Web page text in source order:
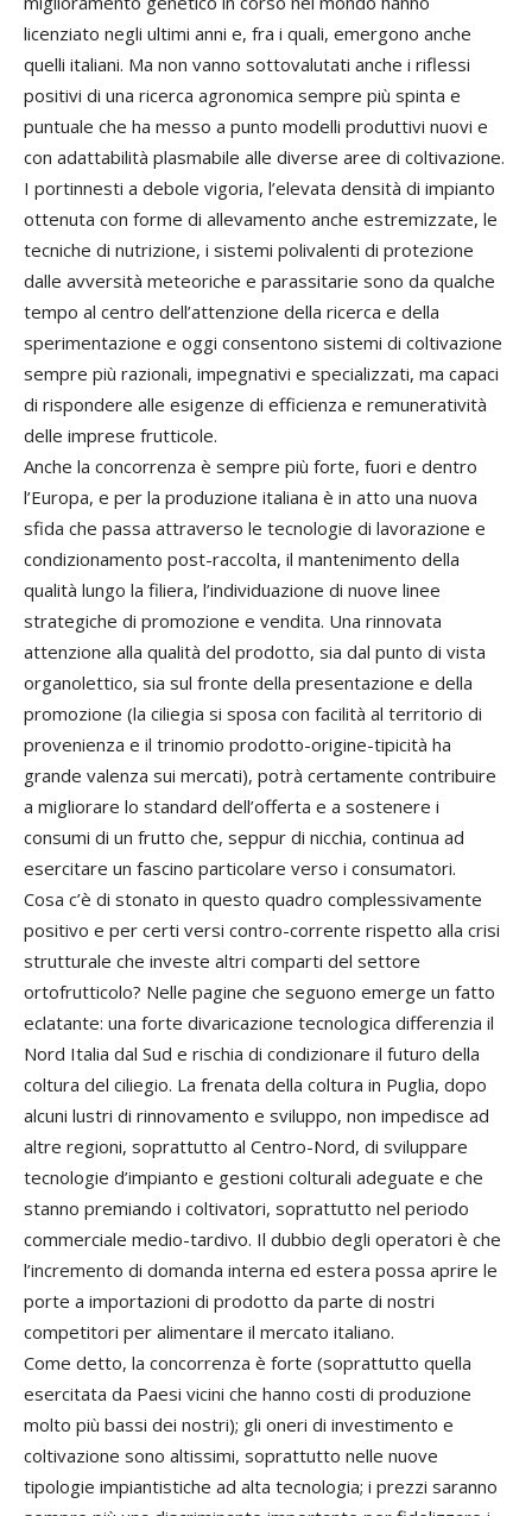
licenziato negli ultimi anni e, fra i quali, emergono anche
quelli italiani. Ma non vanno sottovalutati anche i riflessi
positivi di una ricerca agronomica sempre più spinta e
puntuale che ha messo a punto modelli produttivi nuovi e
con adattabilità plasmabile alle diverse aree di coltivazione.
I portinnesti a debole vigoria, l’elevata densità di impianto
ottenuta con forme di allevamento anche estremizzate, le
tecniche di nutrizione, i sistemi polivalenti di protezione
dalle avversità meteoriche e parassitarie sono da qualche
tempo al centro dell’attenzione della ricerca e della
sperimentazione e oggi consentono sistemi di coltivazione
sempre più razionali, impegnativi e specializzati, ma capaci
di rispondere alle esigenze di efficienza e remuneratività
delle imprese frutticole.
Anche la concorrenza è sempre più forte, fuori e dentro
l’Europa, e per la produzione italiana è in atto una nuova
sfida che passa attraverso le tecnologie di lavorazione e
condizionamento post-raccolta, il mantenimento della
qualità lungo la filiera, l’individuazione di nuove linee
strategiche di promozione e vendita. Una rinnovata
attenzione alla qualità del prodotto, sia dal punto di vista
organolettico, sia sul fronte della presentazione e della
promozione (la ciliegia si sposa con facilità al territorio di
provenienza e il trinomio prodotto-origine-tipicità ha
grande valenza sui mercati), potrà certamente contribuire
a migliorare lo standard dell’offerta e a sostenere i
consumi di un frutto che, seppur di nicchia, continua ad
esercitare un fascino particolare verso i consumatori.
Cosa c’è di stonato in questo quadro complessivamente
positivo e per certi versi contro-corrente rispetto alla crisi
strutturale che investe altri comparti del settore
ortofrutticolo? Nelle pagine che seguono emerge un fatto
eclatante: una forte divaricazione tecnologica differenzia il
Nord Italia dal Sud e rischia di condizionare il futuro della
coltura del ciliegio. La frenata della coltura in Puglia, dopo
alcuni lustri di rinnovamento e sviluppo, non impedisce ad
altre regioni, soprattutto al Centro-Nord, di sviluppare
tecnologie d’impianto e gestioni colturali adeguate e che
stanno premiando i coltivatori, soprattutto nel periodo
commerciale medio-tardivo. Il dubbio degli operatori è che
l’incremento di domanda interna ed estera possa aprire le
porte a importazioni di prodotto da parte di nostri
competitori per alimentare il mercato italiano.
Come detto, la concorrenza è forte (soprattutto quella
esercitata da Paesi vicini che hanno costi di produzione
molto più bassi dei nostri); gli oneri di investimento e
coltivazione sono altissimi, soprattutto nelle nuove
tipologie impiantistiche ad alta tecnologia; i prezzi saranno